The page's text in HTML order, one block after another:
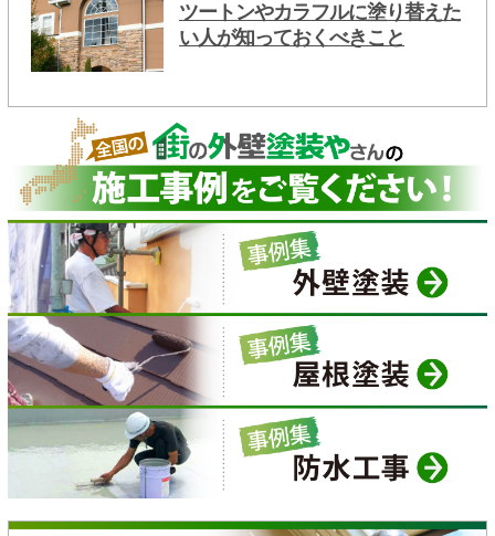
ツートンやカラフルに塗り替えた
い人が知っておくべきこと